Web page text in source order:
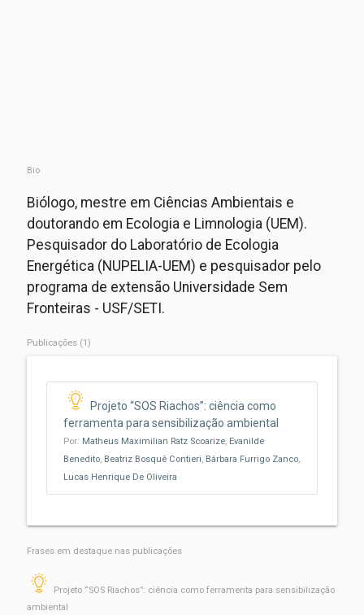
Bio
Biólogo, mestre em Ciências Ambientais e
doutorando em Ecologia e Limnologia (UEM).
Pesquisador do Laboratório de Ecologia
Energética (NUPELIA-UEM) e pesquisador pelo
programa de extensão Universidade Sem
Fronteiras - USF/SETI.
Publicações (1)
Projeto “SOS Riachos”: ciência como
ferramenta para sensibilização ambiental
Por: Matheus Maximilian Ratz Scoarize, Evanilde
Benedito, Beatriz Bosquê Contieri, Bárbara Furrigo Zanco,
Lucas Henrique De Oliveira
Frases em destaque nas publicações
Projeto “SOS Riachos”: ciência como ferramenta para sensibilização
ambiental